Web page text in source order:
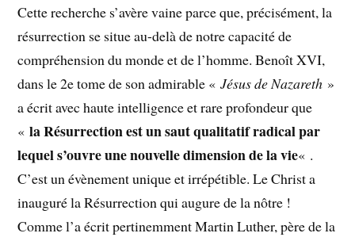
Cette recherche s’avère vaine parce que, précisément, la
résurrection se situe au-delà de notre capacité de
compréhension du monde et de l’homme. Benoît XVI,
dans le 2e tome de son admirable «Jésus de Nazareth »
a écrit avec haute intelligence et rare profondeur que
«la Résurrection est un saut qualitatif radical par
lequel s’ouvre une nouvelle dimension de la vie« .
C’est un évènement unique et irrépétible. Le Christ a
inauguré la Résurrection qui augure de la nôtre !
Comme l’a écrit pertinemment Martin Luther, père de la